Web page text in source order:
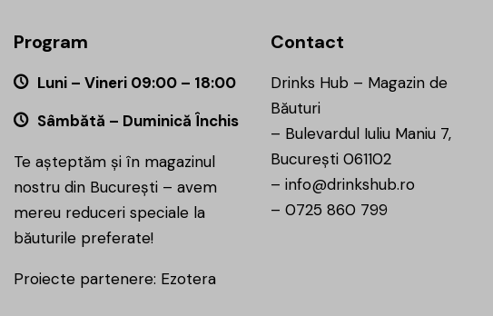
Program
Luni – Vineri 09:00 – 18:00
Sâmbătă – Duminică Închis
Te așteptăm și în magazinul
nostru din București – avem
mereu reduceri speciale la
băuturile preferate!
Proiecte partenere: Ezotera
Contact
Drinks Hub – Magazin de
Băuturi
– Bulevardul Iuliu Maniu 7,
București 061102
– info@drinkshub.ro
– 0725 860 799